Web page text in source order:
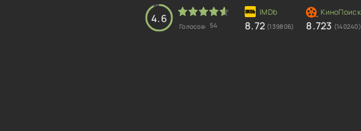
4.6
Голосов: 54 8.72 (139806) 8.723 (140240)